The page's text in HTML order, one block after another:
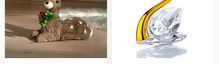
Gainsborough.